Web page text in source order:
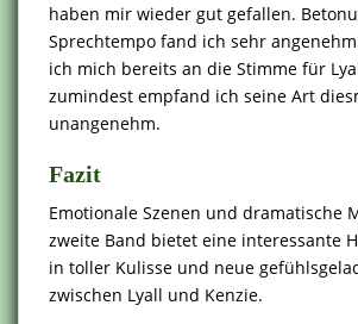
haben mir wieder gut gefallen.
Sprechtempo fand ich sehr
ich mich bereits an die Stimme für
zumindest empfand ich seine Art
unangenehm.
Fazit
Emotionale Szenen und dramatische
zweite Band bietet eine interessante
in toller Kulisse und neue
zwischen Lyall und Kenzie.